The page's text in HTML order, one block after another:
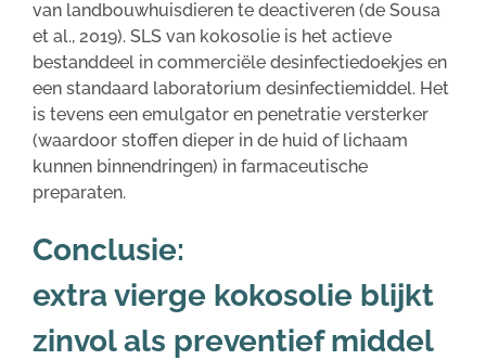
van landbouwhuisdieren te deactiveren (de Sousa
et al., 2019). SLS van kokosolie is het actieve
bestanddeel in commerciële desinfectiedoekjes en
een standaard laboratorium desinfectiemiddel. Het
is tevens een emulgator en penetratie versterker
(waardoor stoffen dieper in de huid of lichaam
kunnen binnendringen) in farmaceutische
preparaten.
Conclusie:
extra vierge kokosolie blijkt
zinvol als preventief middel